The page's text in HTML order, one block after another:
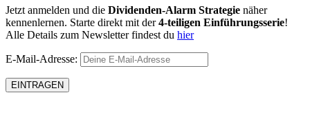
Jetzt anmelden und die Dividenden-Alarm Strategie näher
kennenlernen. Starte direkt mit der4-teiligen Einführungsserie!
Alle Details zum Newsletter findest du hier
E-Mail-Adresse: